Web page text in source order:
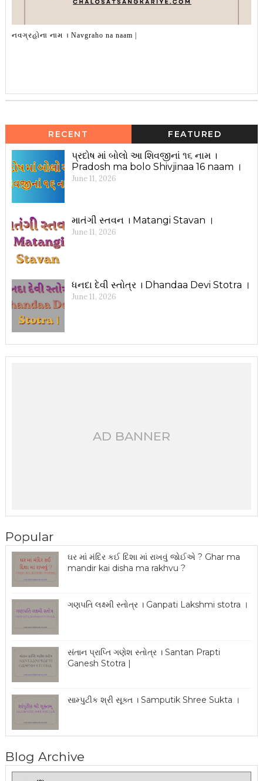
નવગ્રહોના નામ । Navgraho na naam |
RECENT FEATURED
પ્રદોષ માં બોલો આ શિવજીનાં ૧૬ નામ ।
Pradosh ma bolo Shivjinaa 16 naam ।
June 11, 2026
માતંગી સ્તવન । Matangi Stavan ।
June 11, 2026
ધનદા દેવી સ્તોત્ર । Dhandaa Devi Stotra ।
June 11, 2026
AD BANNER
Popular
ઘર માં મંદિર કઈ દિશા માં રાખવું જોઈએ ? Ghar ma
mandir kai disha ma rakhvu ?
ગણપતિ લક્ષ્મી સ્તોત્ર । Ganpati Lakshmi stotra ।
સંતાન પ્રાપ્તિ ગણેશ સ્તોત્ર । Santan Prapti
Ganesh Stotra |
સામ્પુટીક શ્રી સૂક્ત । Samputik Shree Sukta ।
Blog Archive